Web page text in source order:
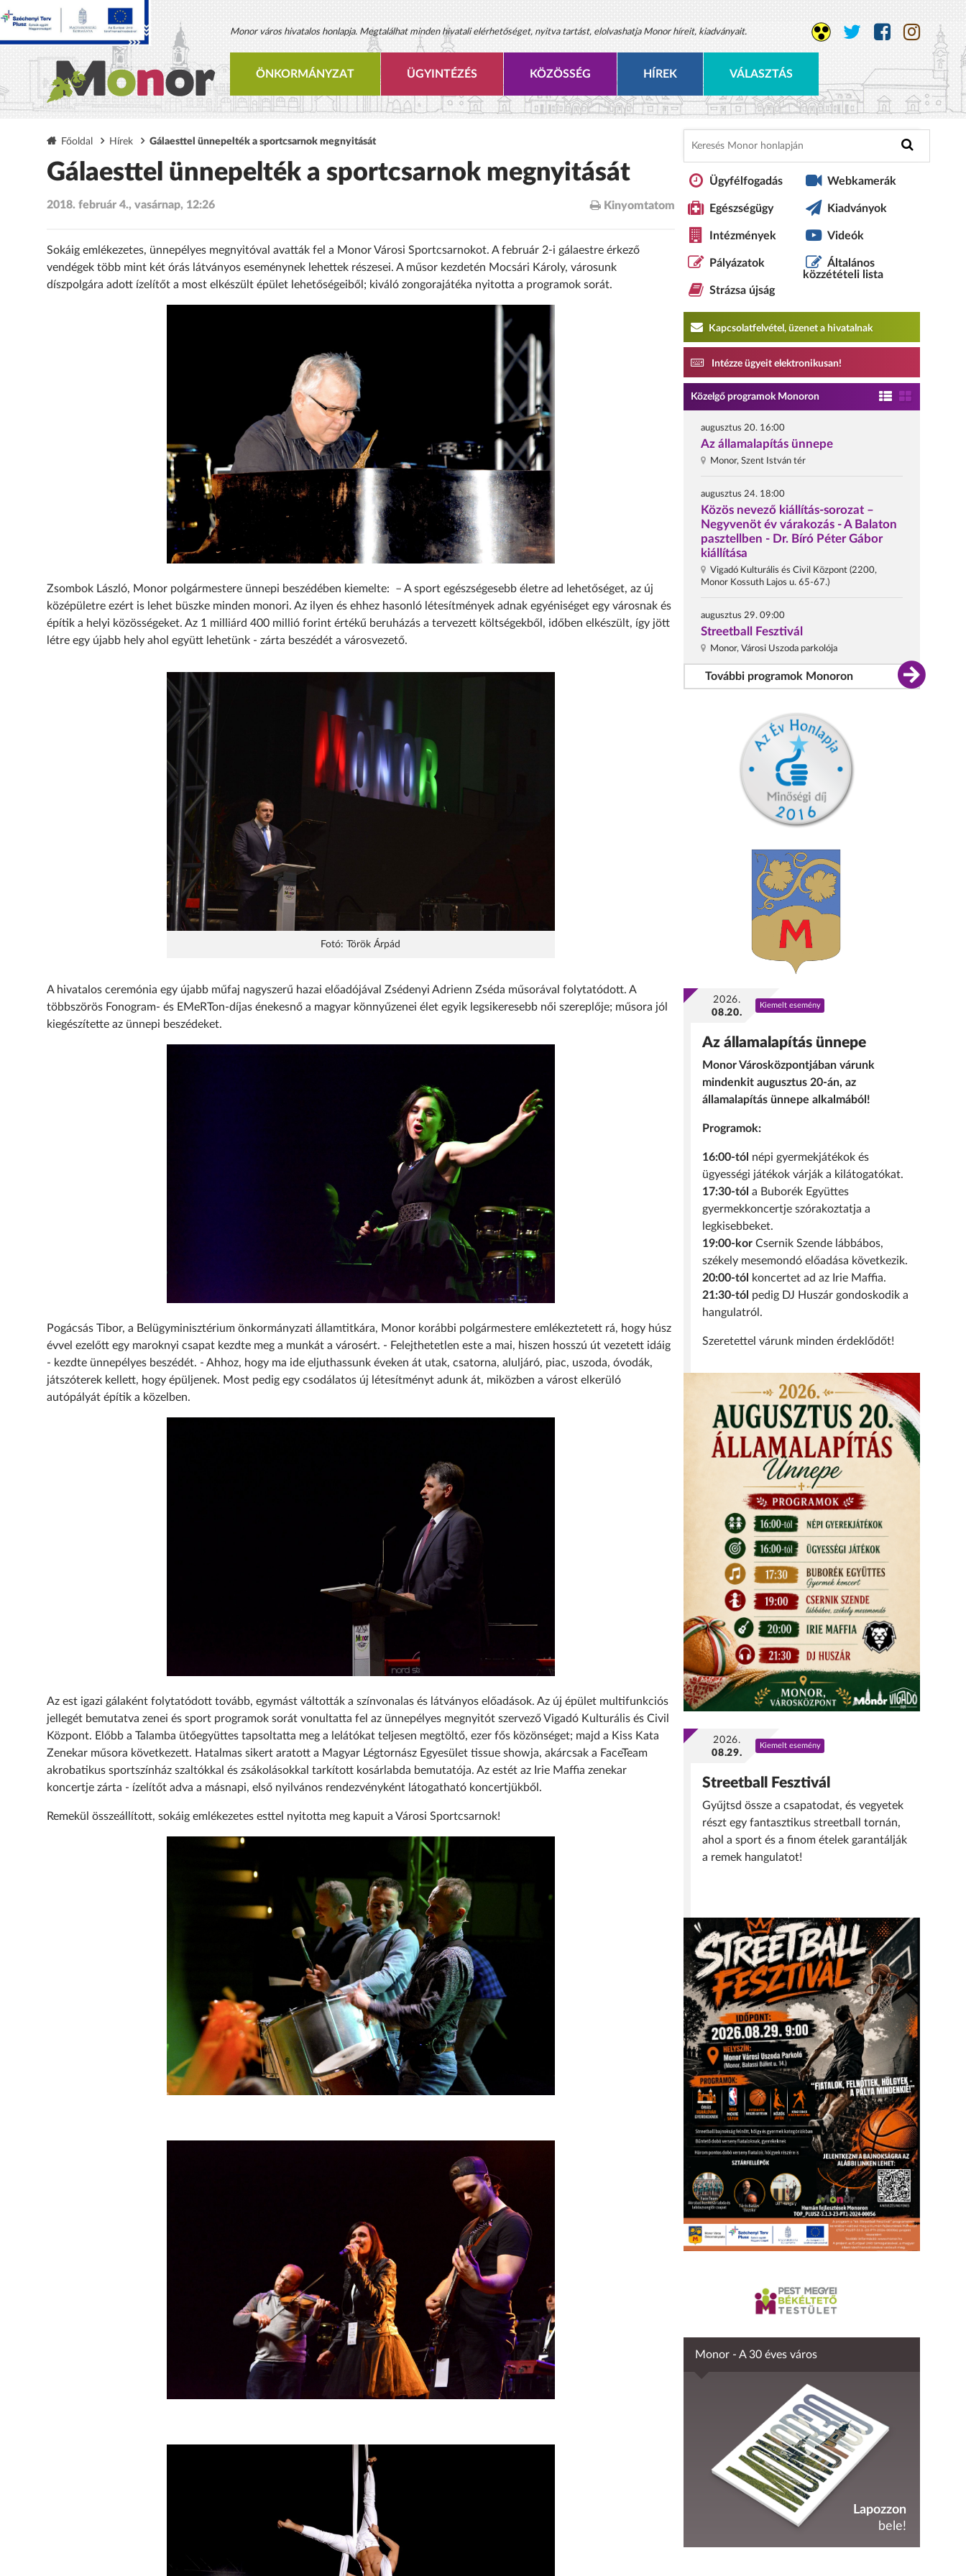
Monor város hivatalos honlapja. Megtalálhat minden hivatali elérhetőséget, nyitva tartást, elolvashatja Monor híreit, kiadványait.
ÖNKORMÁNYZAT ÜGYINTÉZÉS KÖZÖSSÉG HÍREK VÁLASZTÁS
Főoldal Hírek Gálaesttel ünnepelték a sportcsarnok megnyitását
Gálaesttel ünnepelték a sportcsarnok megnyitását
2018. február 4., vasárnap, 12:26 Kinyomtatom
Sokáig emlékezetes, ünnepélyes megnyitóval avatták fel a Monor Városi Sportcsarnokot. A február 2-i gálaestre érkező
vendégek több mint két órás látványos eseménynek lehettek részesei. A műsor kezdetén Mocsári Károly, városunk
díszpolgára adott ízelítőt a most elkészült épület lehetőségeiből; kiváló zongorajátéka nyitotta a programok sorát.
Zsombok László, Monor polgármestere ünnepi beszédében kiemelte: – A sport egészségesebb életre ad lehetőséget, az új
középületre ezért is lehet büszke minden monori. Az ilyen és ehhez hasonló létesítmények adnak egyéniséget egy városnak és
építik a helyi közösségeket. Az 1 milliárd 400 millió forint értékű beruházás a tervezett költségekből, időben elkészült, így jött
létre egy újabb hely ahol együtt lehetünk - zárta beszédét a városvezető.
Fotó: Török Árpád
A hivatalos ceremónia egy újabb műfaj nagyszerű hazai előadójával Zsédenyi Adrienn Zséda műsorával folytatódott. A
többszörös Fonogram- és EMeRTon-díjas énekesnő a magyar könnyűzenei élet egyik legsikeresebb női szereplője; műsora jól
kiegészítette az ünnepi beszédeket.
Pogácsás Tibor, a Belügyminisztérium önkormányzati államtitkára, Monor korábbi polgármestere emlékeztetett rá, hogy húsz
évvel ezelőtt egy maroknyi csapat kezdte meg a munkát a városért. - Felejthetetlen este a mai, hiszen hosszú út vezetett idáig
- kezdte ünnepélyes beszédét. - Ahhoz, hogy ma ide eljuthassunk éveken át utak, csatorna, aluljáró, piac, uszoda, óvodák,
játszóterek kellett, hogy épüljenek. Most pedig egy csodálatos új létesítményt adunk át, miközben a várost elkerüló
autópályát építik a közelben.
Az est igazi gálaként folytatódott tovább, egymást váltották a színvonalas és látványos előadások. Az új épület multifunkciós
jellegét bemutatva zenei és sport programok sorát vonultatta fel az ünnepélyes megnyitót szervező Vigadó Kulturális és Civil
Központ. Előbb a Talamba ütőegyüttes tapsoltatta meg a lelátókat teljesen megtöltő, ezer fős közönséget; majd a Kiss Kata
Zenekar műsora következett. Hatalmas sikert aratott a Magyar Légtornász Egyesület tissue showja, akárcsak a FaceTeam
akrobatikus sportszínház szaltókkal és zsákolásokkal tarkított kosárlabda bemutatója. Az estét az Irie Maffia zenekar
koncertje zárta - ízelítőt adva a másnapi, első nyilvános rendezvényként látogatható koncertjükből.
Remekül összeállított, sokáig emlékezetes esttel nyitotta meg kapuit a Városi Sportcsarnok!
Ügyfélfogadás
Egészségügy
Intézmények
Pályázatok
Strázsa újság
Webkamerák
Kiadványok
Videók
Általános
közzétételi lista
Kapcsolatfelvétel, üzenet a hivatalnak
Intézze ügyeit elektronikusan!
Közelgő programok Monoron
augusztus 20. 16:00
Az államalapítás ünnepe
Monor, Szent István tér
augusztus 24. 18:00
Közös nevező kiállítás-sorozat –
Negyvenöt év várakozás - A Balaton
pasztellben - Dr. Bíró Péter Gábor
kiállítása
Vigadó Kulturális és Civil Központ (2200,
Monor Kossuth Lajos u. 65-67.)
augusztus 29. 09:00
Streetball Fesztivál
Monor, Városi Uszoda parkolója
További programok Monoron
2026.
08.20.
Kiemelt esemény
Az államalapítás ünnepe
Monor Városközpontjában várunk
mindenkit augusztus 20-án, az
államalapítás ünnepe alkalmából!
Programok:
16:00-tól népi gyermekjátékok és
ügyességi játékok várják a kilátogatókat.
17:30-tól a Buborék Együttes
gyermekkoncertje szórakoztatja a
legkisebbeket.
19:00-kor Csernik Szende lábbábos,
székely mesemondó előadása következik.
20:00-tól
koncertet ad az Irie Maffia.
21:30-tól pedig DJ Huszár gondoskodik a
hangulatról.
Szeretettel várunk minden érdeklődőt!
2026.
08.29.
Kiemelt esemény
Streetball Fesztivál
Gyűjtsd össze a csapatodat, és vegyetek
részt egy fantasztikus streetball tornán,
ahol a sport és a finom ételek garantálják
a remek hangulatot!
Monor - A 30 éves város
Lapozzon
bele!